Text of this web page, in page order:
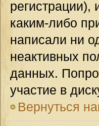
регистрации),
каким-либо
написали ни
неактивных
данных.
участие в
Вернуться